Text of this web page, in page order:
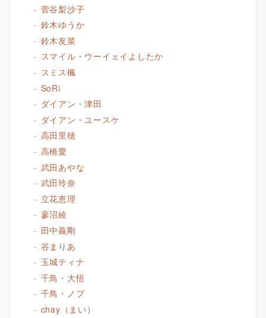
菅谷梨沙子
鈴木ゆうか
鈴木友菜
スマイル・ウーイェイよしたか
スミス楓
SoRi
ダイアン・津田
ダイアン・ユースケ
高田里穂
高橋愛
武田あやな
武田玲奈
立花恵理
蓼沼綾
田中義剛
谷まりあ
玉城ティナ
千鳥・大悟
千鳥・ノブ
chay（まい）